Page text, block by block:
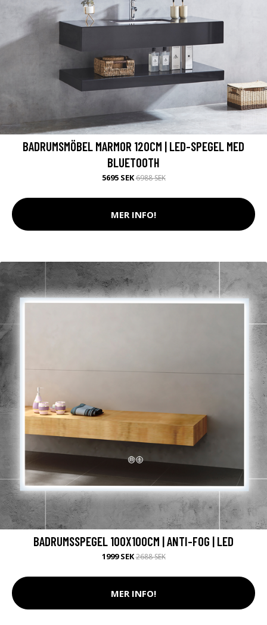
BADRUMSMÖBEL MARMOR 120CM | LED-SPEGEL MED
BLUETOOTH
5695 SEK6988 SEK
MER INFO!
BADRUMSSPEGEL 100X100CM | ANTI-FOG | LED
1999 SEK2688 SEK
MER INFO!